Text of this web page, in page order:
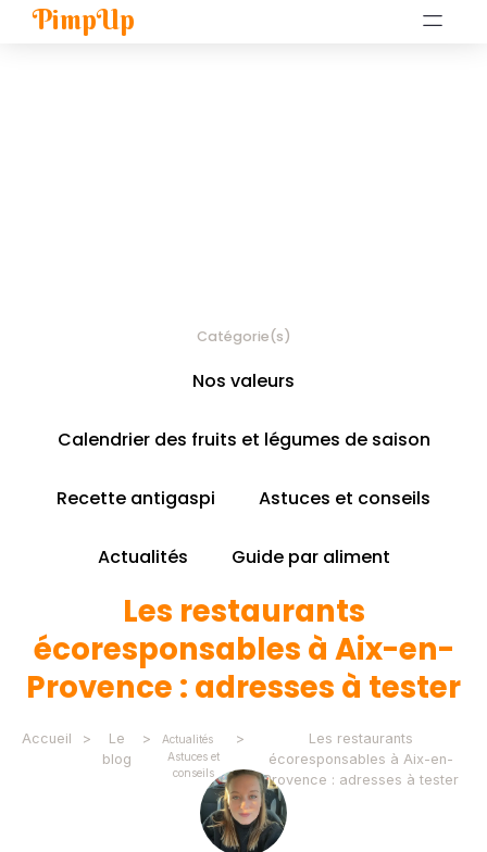
PimpUp
Catégorie(s)
Nos valeurs
Calendrier des fruits et légumes de saison
Recette antigaspi Astuces et conseils
Actualités Guide par aliment
Les restaurants
écoresponsables à Aix-en-
Provence : adresses à tester
Accueil >
Le
blog
>
Actualités
Astuces et
conseils
>
Les restaurants
écoresponsables à Aix-en-
Provence : adresses à tester